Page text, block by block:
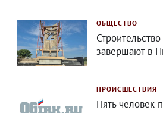
ОБЩЕСТВО
завершают в
ПРОИСШЕСТВИЯ
Пять человек